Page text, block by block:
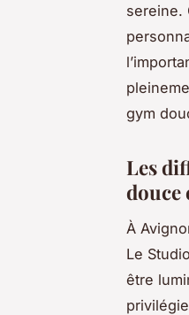
sereine.
gym
Les
douce
À
Le
être